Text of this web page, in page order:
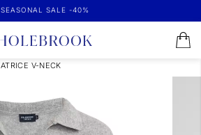
SEASONAL SALE -40%
V-NECK